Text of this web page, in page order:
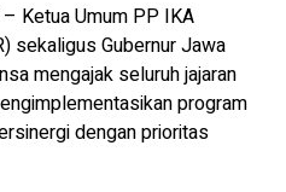
Ketua Umum PP IKA
sekaligus Gubernur Jawa
mengajak seluruh jajaran
program
dengan prioritas